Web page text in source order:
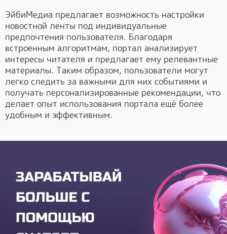
ЭйбиМедиа предлагает возможность настройки
новостной ленты под индивидуальные
предпочтения пользователя. Благодаря
встроенным алгоритмам, портал анализирует
интересы читателя и предлагает ему релевантные
материалы. Таким образом, пользователи могут
легко следить за важными для них событиями и
получать персонализированные рекомендации, что
делает опыт использования портала ещё более
удобным и эффективным.